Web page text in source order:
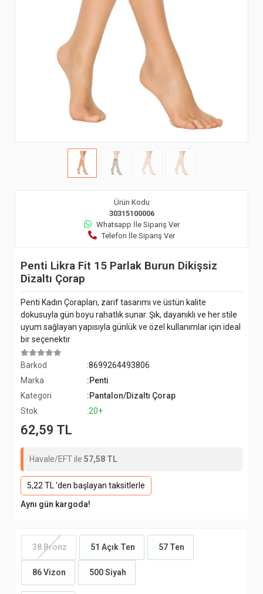
Ürün Kodu
30315100006
Whatsapp İle Sipariş Ver
Telefon İle Sipariş Ver
Penti Likra Fit 15 Parlak Burun Dikişsiz
Dizaltı Çorap
Penti Kadın Çorapları, zarif tasarımı ve üstün kalite
dokusuyla gün boyu rahatlık sunar. Şık, dayanıklı ve her stile
uyum sağlayan yapısıyla günlük ve özel kullanımlar için ideal
bir seçenektir
Barkod
:8699264493806
Marka
:Penti
Kategori
:Pantalon/Dizaltı Çorap
Stok
:20+
62,59 TL
Havale/EFT ile 57,58 TL
5,22 TL 'den başlayan taksitlerle
Aynı gün kargoda!
38 Bronz 51 Açık Ten 57 Ten
86 Vizon 500 Siyah